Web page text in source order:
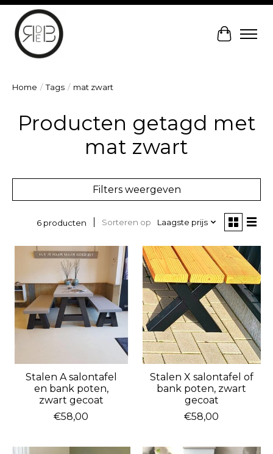
Home / Tags / mat zwart
Producten getagd met
mat zwart
Filters weergeven
6 producten Sorteren op Laagste prijs
Stalen A salontafel
en bank poten,
zwart gecoat
€58,00
Stalen X salontafel of
bank poten, zwart
gecoat
€58,00